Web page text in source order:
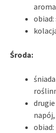
Środa:
napój,